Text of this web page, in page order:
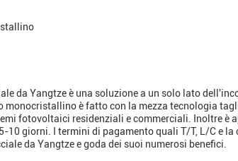
da Yangtze è una soluzione a un solo lato
monocristallino è fatto con la mezza tecnologia
fotovoltaici residenziali e commerciali. Inoltre è
10 giorni. I termini di pagamento quali T/T, L/C e
da Yangtze e goda dei suoi numerosi benefici.